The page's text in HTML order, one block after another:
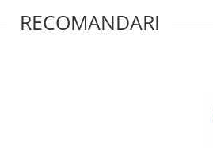
RECOMANDARI